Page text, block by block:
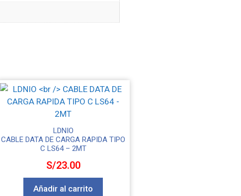
LDNIO
CABLE DATA DE CARGA RAPIDA TIPO
C LS64 – 2MT
S/23.00
Añadir al carrito